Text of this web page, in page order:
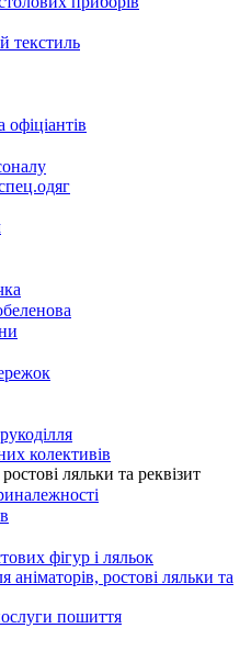
текстиль
колективів
ляльки та реквізит
фігур і ляльок
ростові ляльки та
пошиття